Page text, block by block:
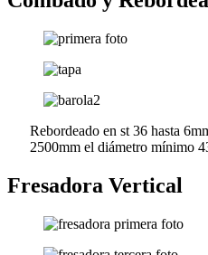
Rebordeado en st 36 hasta
2500mm el diámetro mínimo
Fresadora Vertical